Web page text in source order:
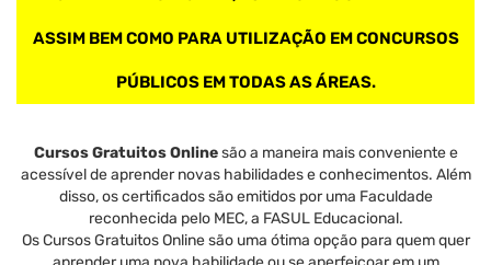
ASSIM BEM COMO PARA UTILIZAÇÃO EM CONCURSOS
PÚBLICOS EM TODAS AS ÁREAS.
Cursos Gratuitos Onlinesão a maneira mais conveniente e
acessível de aprender novas habilidades e conhecimentos. Além
disso, os certificados são emitidos por uma Faculdade
reconhecida pelo MEC, a FASUL Educacional.
Os Cursos Gratuitos Online são uma ótima opção para quem quer